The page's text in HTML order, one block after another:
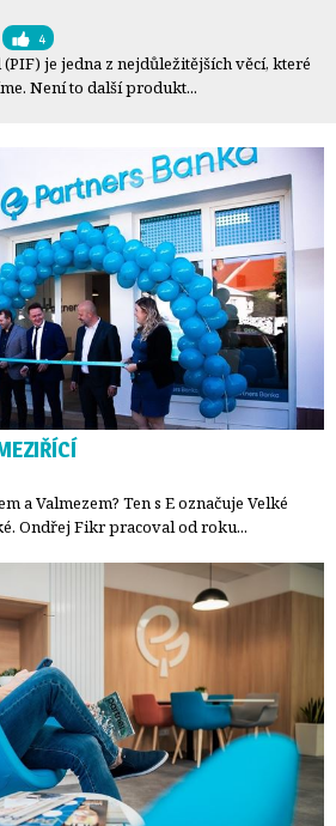
4
je jedna z nejdůležitějších věcí, které
Není to další produkt...
a Valmezem? Ten s E označuje Velké
Ondřej Fikr pracoval od roku...